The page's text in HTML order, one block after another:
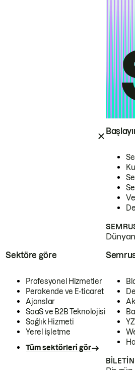
Sektöre göre
Profesyonel Hizmetler
Perakende ve E-ticaret
Ajanslar
SaaS ve B2B Teknolojisi
Sağlık Hizmeti
Yerel işletme
Tüm sektörleri gör